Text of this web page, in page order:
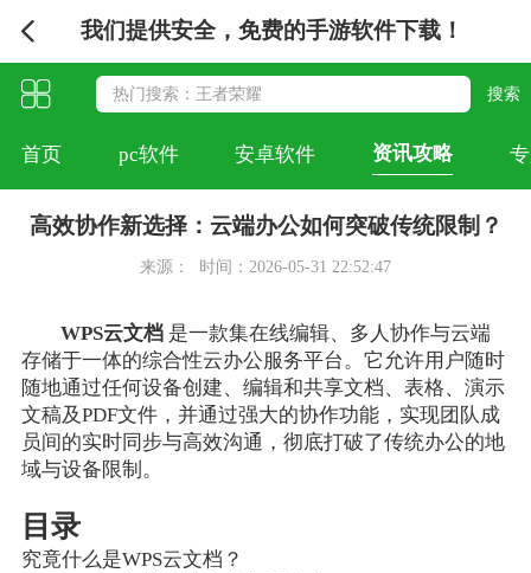
我们提供安全，免费的手游软件下载！
首页 pc软件 安卓软件 资讯攻略
高效协作新选择：云端办公如何突破传统限制？
来源： 时间：2026-05-31 22:52:47
WPS云文档 是一款集在线编辑、多人协作与云端
存储于一体的综合性云办公服务平台。它允许用户随时
随地通过任何设备创建、编辑和共享文档、表格、演示
文稿及PDF文件，并通过强大的协作功能，实现团队成
员间的实时同步与高效沟通，彻底打破了传统办公的地
域与设备限制。
目录
究竟什么是WPS云文档？